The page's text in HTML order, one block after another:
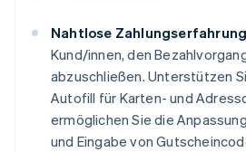
Nahtlose
Kund/innen, den
abzuschließen. Unterstützen
Autofill für Karten- und
ermöglichen Sie die
und Eingabe von